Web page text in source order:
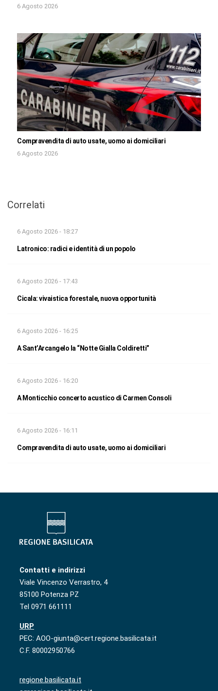
6 Agosto 2026
Compravendita di auto usate, uomo ai domiciliari
6 Agosto 2026
Correlati
6 Agosto 2026 - 18:27
Latronico: radici e identità di un popolo
6 Agosto 2026 - 17:43
Cicala: vivaistica forestale, nuova opportunità
6 Agosto 2026 - 16:25
A Sant’Arcangelo la “Notte Gialla Coldiretti”
6 Agosto 2026 - 16:20
A Monticchio concerto acustico di Carmen Consoli
6 Agosto 2026 - 16:11
Compravendita di auto usate, uomo ai domiciliari
Contatti e indirizzi
Viale Vincenzo Verrastro, 4
85100 Potenza PZ
Tel 0971 661111
URP
PEC: AOO-giunta@cert.regione.basilicata.it
C.F. 80002950766
regione.basilicata.it